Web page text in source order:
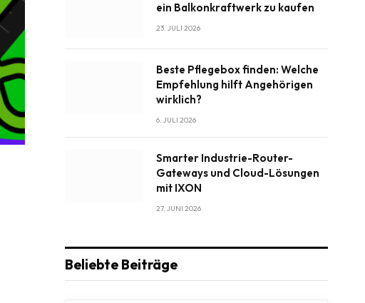
ein Balkonkraftwerk zu kaufen
23. JULI 2026
Beste Pflegebox finden: Welche
Empfehlung hilft Angehörigen
wirklich?
6. JULI 2026
Smarter Industrie-Router-
Gateways und Cloud-Lösungen
mit IXON
27. JUNI 2026
Beliebte Beiträge